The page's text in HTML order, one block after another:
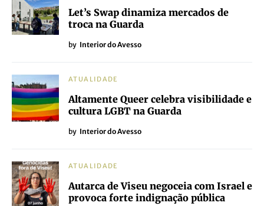
Let’s Swap dinamiza mercados de
troca na Guarda
by Interior do Avesso
ATUALIDADE
Altamente Queer celebra visibilidade e
cultura LGBT na Guarda
by Interior do Avesso
ATUALIDADE
Autarca de Viseu negoceia com Israel e
provoca forte indignação pública